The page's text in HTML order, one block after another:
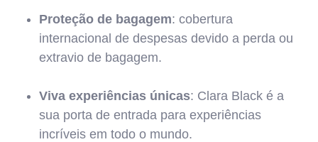
Proteção de bagagem: cobertura
internacional de despesas devido a perda ou
extravio de bagagem.
Viva experiências únicas: Clara Black é a
sua porta de entrada para experiências
incríveis em todo o mundo.